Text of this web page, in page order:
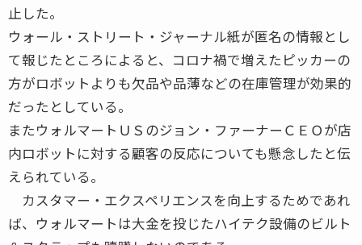
止した。
ウォール・ストリート・ジャーナル紙が匿名の情報とし
て報じたところによると、コロナ禍で増えたピッカーの
方がロボットよりも欠品や品薄などの在庫管理が効果的
だったとしている。
またウォルマートＵＳのジョン・ファーナーＣＥＯが店
内ロボットに対する顧客の反応についても懸念したと伝
えられている。
カスタマー・エクスペリエンスを向上するためであれ
ば、ウォルマートは大金を投じたハイテク設備のビルト